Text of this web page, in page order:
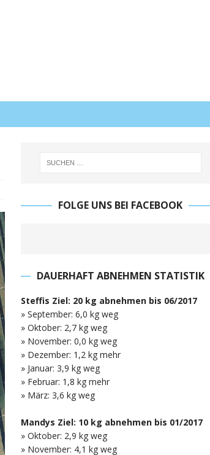
FOLGE UNS BEI FACEBOOK
DAUERHAFT ABNEHMEN STATISTIK
Steffis Ziel: 20 kg abnehmen bis 06/2017
» September: 6,0 kg weg
» Oktober: 2,7 kg weg
» November: 0,0 kg weg
» Dezember: 1,2 kg mehr
» Januar: 3,9 kg weg
» Februar: 1,8 kg mehr
» März: 3,6 kg weg
Mandys Ziel: 10 kg abnehmen bis 01/2017
» Oktober: 2,9 kg weg
» November: 4,1 kg weg